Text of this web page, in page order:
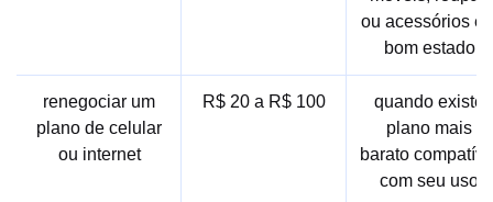
ou acessórios
bom estado
renegociar um
plano de celular
ou internet
R$ 20 a R$ 100
quando existe
plano mais
barato
com seu uso